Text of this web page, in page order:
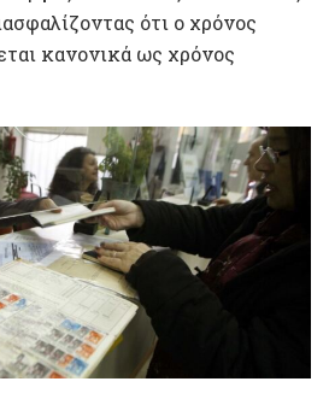
ότι ο χρόνος
κανονικά ως χρόνος